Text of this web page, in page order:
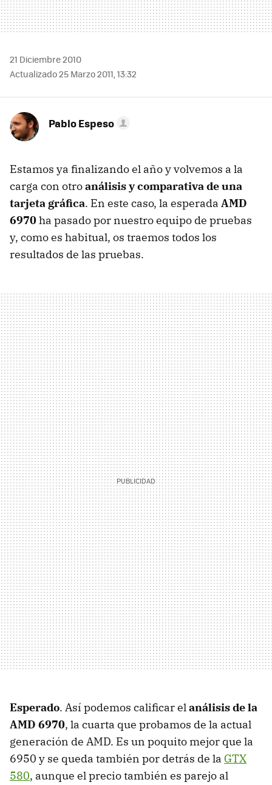
21 Diciembre 2010
Actualizado 25 Marzo 2011, 13:32
Pablo Espeso
Estamos ya finalizando el año y volvemos a la
carga con otroanálisis y comparativa de una
tarjeta gráfica. En este caso, la esperada AMD
6970ha pasado por nuestro equipo de pruebas
y, como es habitual, os traemos todos los
resultados de las pruebas.
Esperado. Así podemos calificar elanálisis de la
AMD 6970, la cuarta que probamos de la actual
generación de AMD. Es un poquito mejor que la
6950 y se queda también por detrás de la GTX
580, aunque el precio también es parejo al